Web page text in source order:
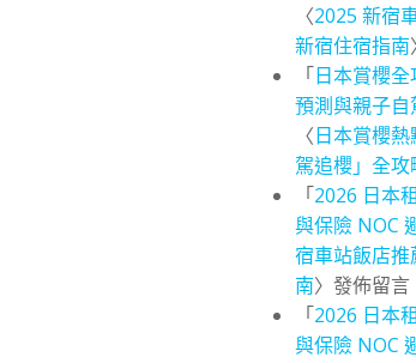
〈2025 新宿
新宿住宿指南
「日本賞櫻
預測與親子
〈日本賞櫻
駕追櫻」全
「2026 日本
與保險 NOC
宿車站飯店
南〉發佈留言
「2026 日本
與保險 NOC